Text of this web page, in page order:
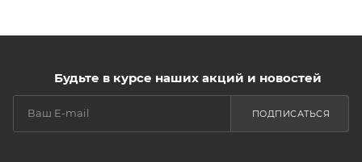
Будьте в курсе наших акций и новостей
ПОДПИСАТЬСЯ